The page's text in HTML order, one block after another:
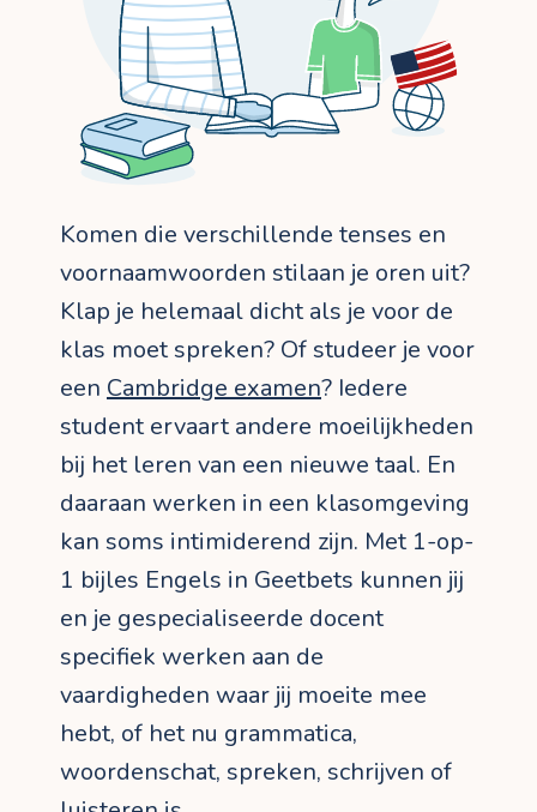
Komen die verschillende tenses en
voornaamwoorden stilaan je oren uit?
Klap je helemaal dicht als je voor de
klas moet spreken? Of studeer je voor
een Cambridge examen? Iedere
student ervaart andere moeilijkheden
bij het leren van een nieuwe taal. En
daaraan werken in een klasomgeving
kan soms intimiderend zijn. Met 1-op-
1 bijles Engels in Geetbets kunnen jij
en je gespecialiseerde docent
specifiek werken aan de
vaardigheden waar jij moeite mee
hebt, of het nu grammatica,
woordenschat, spreken, schrijven of